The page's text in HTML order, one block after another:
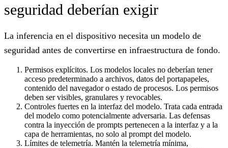
seguridad deberían exigir
La inferencia en el dispositivo necesita un modelo de
seguridad antes de convertirse en infraestructura de fondo.
Permisos explícitos. Los modelos locales no deberían tener
acceso predeterminado a archivos, datos del portapapeles,
contenido del navegador o estado de procesos. Los permisos
deben ser visibles, granulares y revocables.
Controles fuertes en la interfaz del modelo. Trata cada entrada
del modelo como potencialmente adversaria. Las defensas
contra la inyección de prompts pertenecen a la interfaz y a la
capa de herramientas, no solo al prompt del modelo.
Límites de telemetría. Mantén la telemetría mínima,